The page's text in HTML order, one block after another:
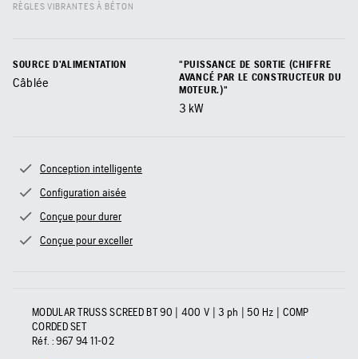
RÈGLES VIBRANTES À BÉTON
SOURCE D’ALIMENTATION
Câblée
"PUISSANCE DE SORTIE (CHIFFRE
AVANCÉ PAR LE CONSTRUCTEUR DU
MOTEUR.)"
3 kW
Conception intelligente
Configuration aisée
Conçue pour durer
Conçue pour exceller
MODULAR TRUSS SCREED BT 90 | 400 V | 3 ph | 50 Hz | COMP
CORDED SET
Réf. : 967 94 11‑02